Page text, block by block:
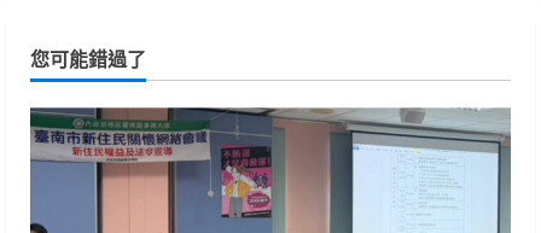
您可能錯過了